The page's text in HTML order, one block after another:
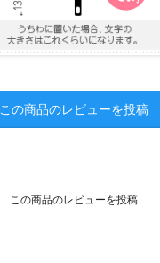
この商品のレビューを投稿
この商品のレビューを投稿